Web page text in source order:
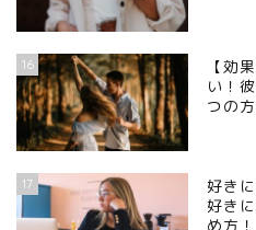
16
【効
い！
つの方
17
好き
好き
め方！